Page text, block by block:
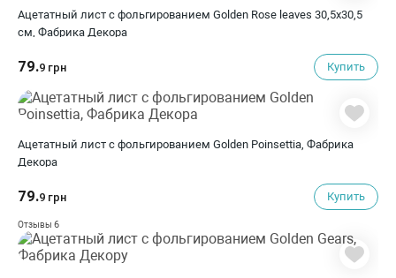
Ацетатный лист с фольгированием Golden Rose leaves 30,5х30,5
см, Фабрика Декора
79.9 грн Купить
Ацетатный лист с фольгированием Golden Poinsettia, Фабрика
Декора
79.9 грн Купить
Отзывы 6